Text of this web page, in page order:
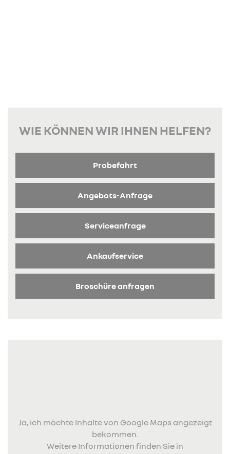
WIE KÖNNEN WIR IHNEN HELFEN?
Probefahrt
Angebots-Anfrage
Serviceanfrage
Ankaufservice
Broschüre anfragen
Ja, ich möchte Inhalte von Google Maps angezeigt
bekommen.
Weitere Informationen finden Sie in